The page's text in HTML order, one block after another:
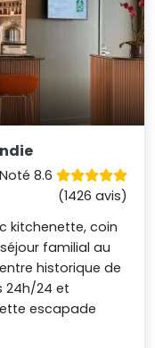
Noté 8.6
(1426 avis)
kitchenette, coin
familial au
historique de
24h/24 et
escapade